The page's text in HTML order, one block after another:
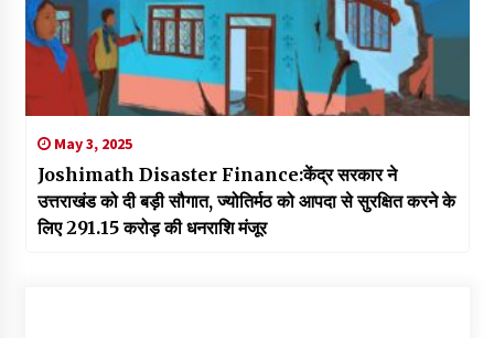
May 3, 2025
Joshimath Disaster Finance:केंद्र सरकार ने
उत्तराखंड को दी बड़ी सौगात, ज्योतिर्मठ को आपदा से सुरक्षित करने के
लिए 291.15 करोड़ की धनराशि मंजूर